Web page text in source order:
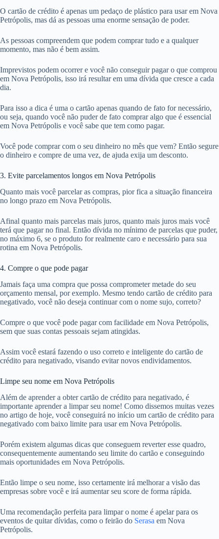
O cartão de crédito é apenas um pedaço de plástico para usar em Nova
Petrópolis, mas dá as pessoas uma enorme sensação de poder.
As pessoas compreendem que podem comprar tudo e a qualquer
momento, mas não é bem assim.
Imprevistos podem ocorrer e você não conseguir pagar o que comprou
em Nova Petrópolis, isso irá resultar em uma dívida que cresce a cada
dia.
Para isso a dica é uma o cartão apenas quando de fato for necessário,
ou seja, quando você não puder de fato comprar algo que é essencial
em Nova Petrópolis e você sabe que tem como pagar.
Você pode comprar com o seu dinheiro no mês que vem? Então segure
o dinheiro e compre de uma vez, de ajuda exija um desconto.
3. Evite parcelamentos longos em Nova Petrópolis
Quanto mais você parcelar as compras, pior fica a situação financeira
no longo prazo em Nova Petrópolis.
Afinal quanto mais parcelas mais juros, quanto mais juros mais você
terá que pagar no final. Então dívida no mínimo de parcelas que puder,
no máximo 6, se o produto for realmente caro e necessário para sua
rotina em Nova Petrópolis.
4. Compre o que pode pagar
Jamais faça uma compra que possa comprometer metade do seu
orçamento mensal, por exemplo. Mesmo tendo cartão de crédito para
negativado, você não deseja continuar com o nome sujo, correto?
Compre o que você pode pagar com facilidade em Nova Petrópolis,
sem que suas contas pessoais sejam atingidas.
Assim você estará fazendo o uso correto e inteligente do cartão de
crédito para negativado, visando evitar novos endividamentos.
Limpe seu nome em Nova Petrópolis
Além de aprender a obter cartão de crédito para negativado, é
importante aprender a limpar seu nome! Como dissemos muitas vezes
no artigo de hoje, você conseguirá no início um cartão de crédito para
negativado com baixo limite para usar em Nova Petrópolis.
Porém existem algumas dicas que conseguem reverter esse quadro,
consequentemente aumentando seu limite do cartão e conseguindo
mais oportunidades em Nova Petrópolis.
Então limpe o seu nome, isso certamente irá melhorar a visão das
empresas sobre você e irá aumentar seu score de forma rápida.
Uma recomendação perfeita para limpar o nome é apelar para os
eventos de quitar dívidas, como o feirão do Serasa em Nova
Petrópolis.